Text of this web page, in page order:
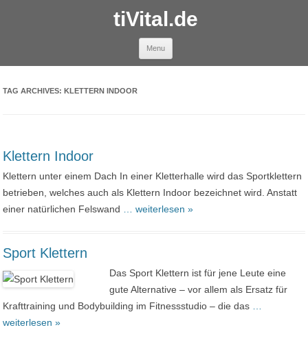
tiVital.de
Menu
TAG ARCHIVES:KLETTERN INDOOR
Klettern Indoor
Klettern unter einem Dach In einer Kletterhalle wird das Sportklettern
betrieben, welches auch als Klettern Indoor bezeichnet wird. Anstatt
einer natürlichen Felswand
… weiterlesen »
Sport Klettern
Das Sport Klettern ist für jene Leute eine
gute Alternative – vor allem als Ersatz für
Krafttraining und Bodybuilding im Fitnessstudio – die das
weiterlesen »